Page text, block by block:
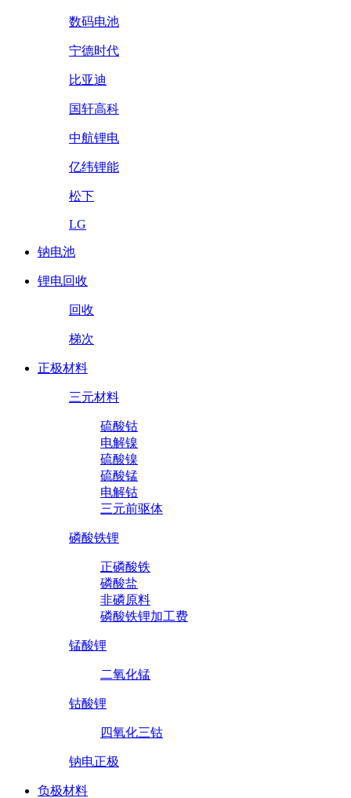
数码电池
宁德时代
比亚迪
国轩高科
中航锂电
亿纬锂能
松下
LG
钠电池
锂电回收
回收
梯次
正极材料
三元材料
硫酸钴
电解镍
硫酸镍
硫酸锰
电解钴
三元前驱体
磷酸铁锂
正磷酸铁
磷酸盐
非磷原料
磷酸铁锂加工费
锰酸锂
二氧化锰
钴酸锂
四氧化三钴
钠电正极
负极材料